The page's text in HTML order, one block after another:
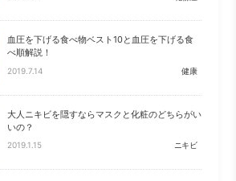
血圧を下げる食べ物ベスト10と血圧を下げる食
べ順解説！
2019.7.14 健康
大人ニキビを隠すならマスクと化粧のどちらがい
いの？
2019.1.15 ニキビ